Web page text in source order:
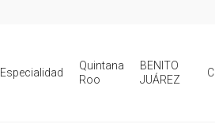
Especialidad
Quintana
Roo
BENITO
JUÁREZ